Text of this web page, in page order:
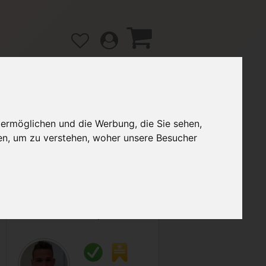
und die Werbung, die Sie sehen,
um zu verstehen, woher unsere Besucher
Hilfe / FAQ